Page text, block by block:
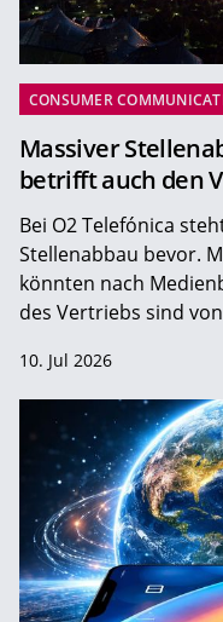
CONSUMER
Massiver
betrifft auch den
Bei O2 Telefónica
Stellenabbau bevor.
könnten nach
des Vertriebs sind
10. Jul 2026